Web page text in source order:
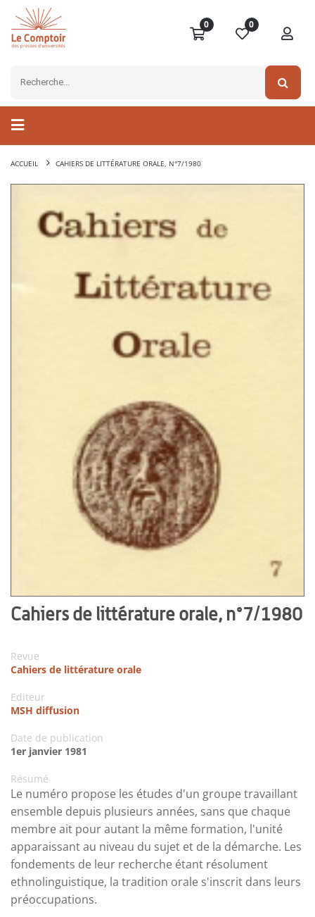
0 0
ACCUEIL CAHIERS DE LITTÉRATURE ORALE, N°7/1980
Cahiers de littérature orale, n°7/1980
Revue
Cahiers de littérature orale
Editeur
MSH diffusion
Date de publication
1er janvier 1981
Résumé
Le numéro propose les études d'un groupe travaillant
ensemble depuis plusieurs années, sans que chaque
membre ait pour autant la même formation, l'unité
apparaissant au niveau du sujet et de la démarche. Les
fondements de leur recherche étant résolument
ethnolinguistique, la tradition orale s'inscrit dans leurs
préoccupations.